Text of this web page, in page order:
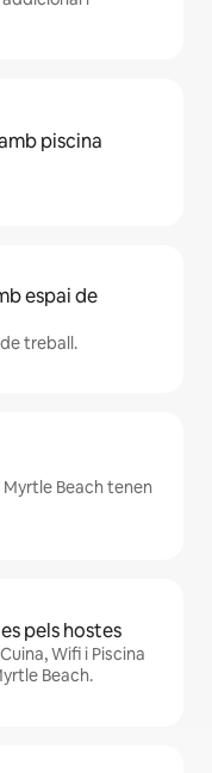
piscina
espai de
treball.
Beach tenen
pels hostes
Wifi i Piscina
Beach.